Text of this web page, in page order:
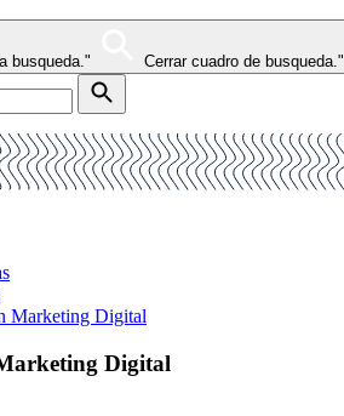
busqueda." Cerrar cuadro de busqueda."
Marketing Digital
Digital